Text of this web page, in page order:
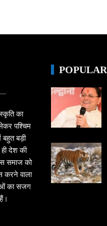
का
पश्चिम
बड़ी
देश की
समाज को
करने वाला
का सजग
POPULAR